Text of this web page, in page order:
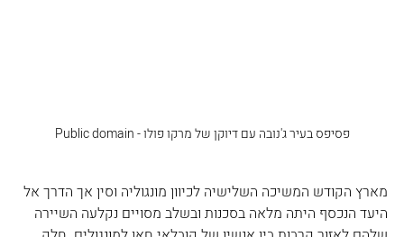
פסיפס בעיר ג'נובה עם דיוקן של מרקו פולו - Public domain
מארץ הקודש המשיכה השלישיה לכיוון מונגוליה וסין אך הדרך אל
היעד הנכסף היתה מלאה בסכנות ובשלב מסויים נקלעה השיירה